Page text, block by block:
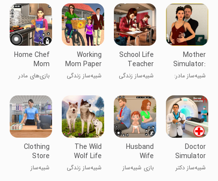
Mother
Simulator:
Babysitter
شبیه‌ساز مادر:
School Life
Teacher
Simulator
شبیه‌ساز زندگی
Working
Mom Paper
Girl: Virtual
Mother
Game
شبیه‌ساز زندگی
Home Chef
Mom
Games
بازی‌های مادر
Doctor
Simulator
ER Hospital
شبیه‌ساز دکتر
Husband
Wife
Simulator
Game 3D
بازی شبیه‌ساز
The Wild
Wolf Life
Simulator
شبیه‌ساز زندگی
Clothing
Store
Simulator
شبیه‌ساز